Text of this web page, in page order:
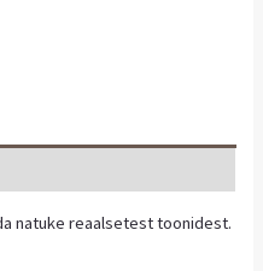
natuke reaalsetest toonidest.